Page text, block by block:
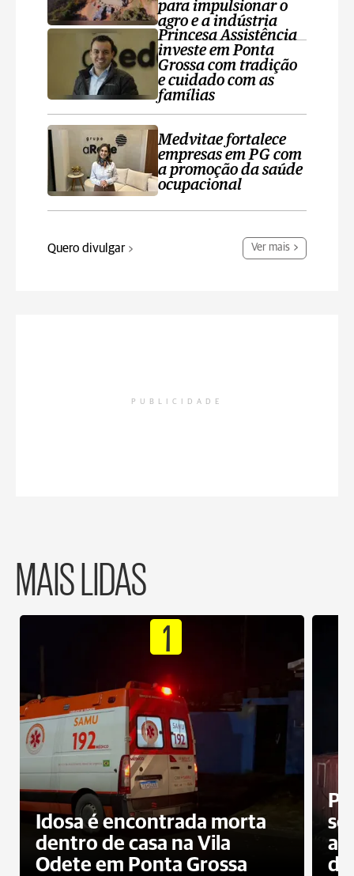
para impulsionar o
agro e a indústria
Princesa Assistência
investe em Ponta
Grossa com tradição
e cuidado com as
famílias
Medvitae fortalece
empresas em PG com
a promoção da saúde
ocupacional
Quero divulgar Ver mais
PUBLICIDADE
MAIS LIDAS
1
Idosa é encontrada morta
dentro de casa na Vila
Odete em Ponta Grossa
do